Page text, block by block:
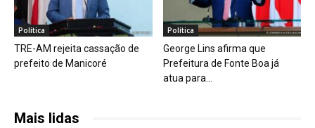
Política
TRE-AM rejeita cassação de
prefeito de Manicoré
Política
George Lins afirma que
Prefeitura de Fonte Boa já
atua para...
Mais lidas